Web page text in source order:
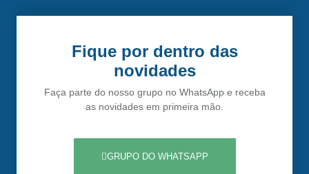
Fique por dentro das
novidades
Faça parte do nosso grupo no WhatsApp e receba
as novidades em primeira mão.
GRUPO DO WHATSAPP